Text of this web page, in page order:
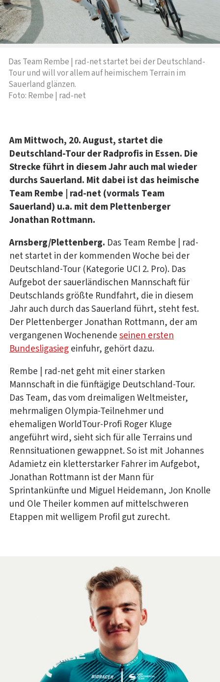
Das Team Rembe | rad-net startet bei der Deutschland-
Tour und will vor allem auf heimischem Terrain im
Sauerland glänzen.
Foto: Rembe | rad-net
Am Mittwoch, 20. August, startet die
Deutschland-Tour der Radprofis in Essen. Die
Strecke führt in diesem Jahr auch mal wieder
durchs Sauerland. Mit dabei ist das heimische
Team Rembe | rad-net (vormals Team
Sauerland) u.a. mit dem Plettenberger
Jonathan Rottmann.
Arnsberg/Plettenberg. Das Team Rembe | rad-
net startet in der kommenden Woche bei der
Deutschland-Tour (Kategorie UCI 2. Pro). Das
Aufgebot der sauerländischen Mannschaft für
Deutschlands größte Rundfahrt, die in diesem
Jahr auch durch das Sauerland führt, steht fest.
Der Plettenberger Jonathan Rottmann, der am
vergangenen Wochenendeseinen ersten
Bundesligasiegeinfuhr, gehört dazu.
Rembe | rad-net geht mit einer starken
Mannschaft in die fünftägige Deutschland-Tour.
Das Team, das vom dreimaligen Weltmeister,
mehrmaligen Olympia-Teilnehmer und
ehemaligen WorldTour-Profi Roger Kluge
angeführt wird, sieht sich für alle Terrains und
Rennsituationen gewappnet. So ist mit Johannes
Adamietz ein kletterstarker Fahrer im Aufgebot,
Jonathan Rottmann ist der Mann für
Sprintankünfte und Miguel Heidemann, Jon Knolle
und Ole Theiler kommen auf mittelschweren
Etappen mit welligem Profil gut zurecht.